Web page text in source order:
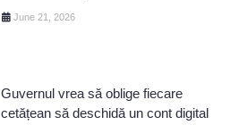
June 21, 2026
Guvernul vrea să oblige fiecare
cetățean să deschidă un cont digital